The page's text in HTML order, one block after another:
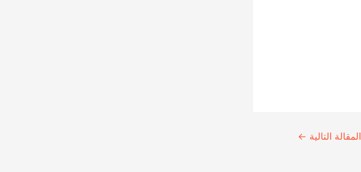
المقالة التالية ←